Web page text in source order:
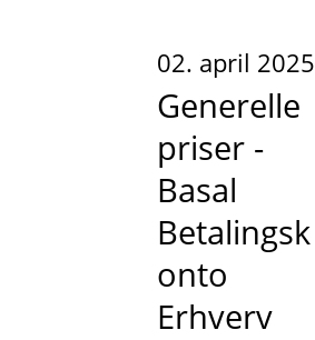
02. april 2025
Generelle
priser -
Basal
Betalingsk
onto
Erhverv